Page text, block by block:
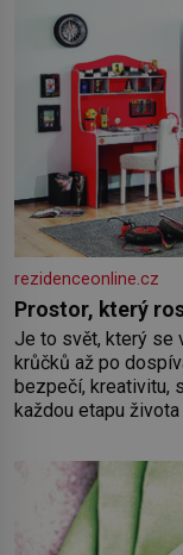
rezidenceonline.cz
Prostor, který
Je to svět, který se
krůčků až po
bezpečí, kreativitu,
každou etapu
by pokoj miminka
Předškolní věk je